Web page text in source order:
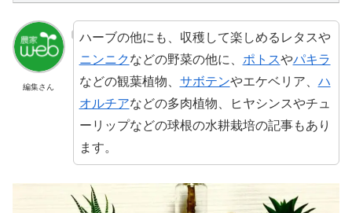
編集さん
ハーブの他にも、収穫して楽しめるレタスや
ニンニクなどの野菜の他に、 ポトスやパキラ
などの観葉植物、 サボテンやエケベリア、 ハ
オルチアなどの多肉植物、ヒヤシンスやチュ
ーリップなどの球根の水耕栽培の記事もあり
ます。